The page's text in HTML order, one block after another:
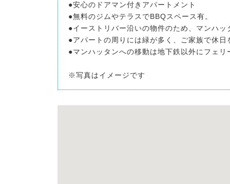
●安心のドアマン付きアパートメント
●無料のジムやテラスでBBQスペース有。
●イーストリバー沿いの物件のため、マンハ
●アパートの周りには緑が多く、ご家族で休
●マンハッタンへの移動は地下鉄以外にフェリ
※写真はイメージです